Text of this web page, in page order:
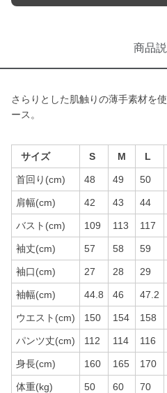
商品
さらりとした肌触りの薄手素材を
ース。
サイズ S M L
首回り(cm) 48 49 50
肩幅(cm) 42 43 44
バスト(cm) 109 113 117
袖丈(cm) 57 58 59
袖口(cm) 27 28 29
袖幅(cm) 44.8 46 47.2
ウエスト(cm) 150 154 158
パンツ丈(cm) 112 114 116
身長(cm) 160 165 170
体重(kg) 50 60 70